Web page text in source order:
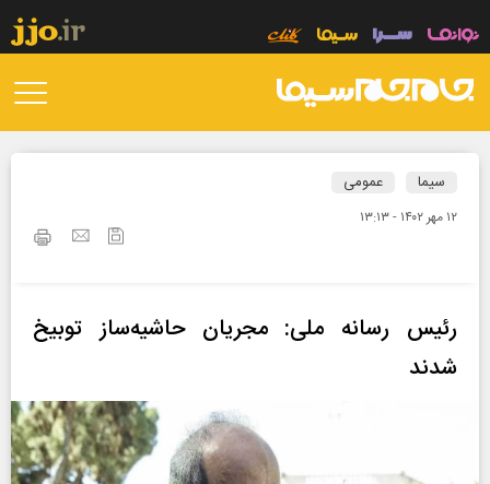
سیما عمومی
۱۲ مهر ۱۴۰۲ - ۱۳:۱۳
رئیس رسانه ملی: مجریان حاشیه‌ساز توبیخ
شدند